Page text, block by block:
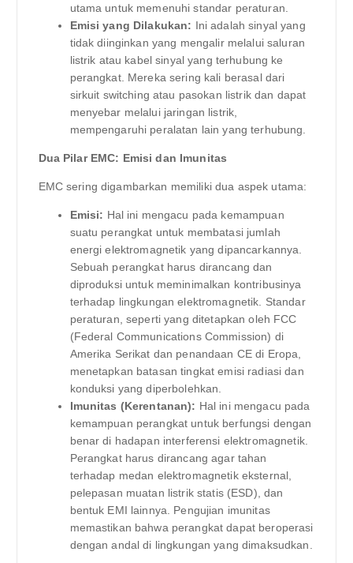
utama untuk memenuhi standar peraturan.
Emisi yang Dilakukan: Ini adalah sinyal yang
tidak diinginkan yang mengalir melalui saluran
listrik atau kabel sinyal yang terhubung ke
perangkat. Mereka sering kali berasal dari
sirkuit switching atau pasokan listrik dan dapat
menyebar melalui jaringan listrik,
mempengaruhi peralatan lain yang terhubung.
Dua Pilar EMC: Emisi dan Imunitas
EMC sering digambarkan memiliki dua aspek utama:
Emisi: Hal ini mengacu pada kemampuan
suatu perangkat untuk membatasi jumlah
energi elektromagnetik yang dipancarkannya.
Sebuah perangkat harus dirancang dan
diproduksi untuk meminimalkan kontribusinya
terhadap lingkungan elektromagnetik. Standar
peraturan, seperti yang ditetapkan oleh FCC
(Federal Communications Commission) di
Amerika Serikat dan penandaan CE di Eropa,
menetapkan batasan tingkat emisi radiasi dan
konduksi yang diperbolehkan.
Imunitas (Kerentanan): Hal ini mengacu pada
kemampuan perangkat untuk berfungsi dengan
benar di hadapan interferensi elektromagnetik.
Perangkat harus dirancang agar tahan
terhadap medan elektromagnetik eksternal,
pelepasan muatan listrik statis (ESD), dan
bentuk EMI lainnya. Pengujian imunitas
memastikan bahwa perangkat dapat beroperasi
dengan andal di lingkungan yang dimaksudkan.